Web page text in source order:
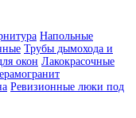
Напольные
Трубы дымохода и
окон Лакокрасочные
Ревизионные люки под